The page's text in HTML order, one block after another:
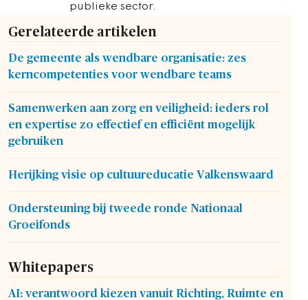
publieke sector.
Gerelateerde artikelen
De gemeente als wendbare organisatie: zes
kerncompetenties voor wendbare teams
Samenwerken aan zorg en veiligheid: ieders rol
en expertise zo effectief en efficiënt mogelijk
gebruiken
Herijking visie op cultuureducatie Valkenswaard
Ondersteuning bij tweede ronde Nationaal
Groeifonds
Whitepapers
AI: verantwoord kiezen vanuit Richting, Ruimte en